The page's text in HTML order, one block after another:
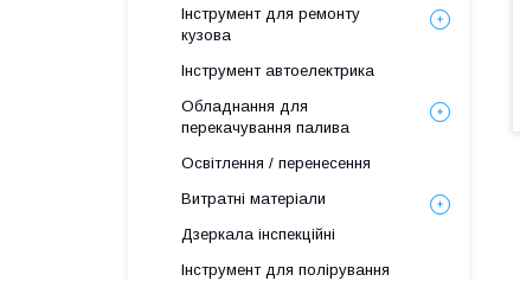
Інструмент для ремонту
кузова
Інструмент автоелектрика
Обладнання для
перекачування палива
Освітлення / перенесення
Витратні матеріали
Дзеркала інспекційні
Інструмент для полірування